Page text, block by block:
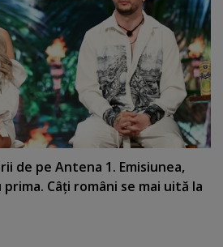
de pe Antena 1. Emisiunea,
Câţi români se mai uită la